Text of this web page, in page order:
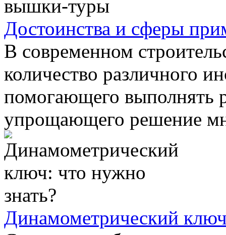
Достоинства и сферы
В современном
количество различного
помогающего выполнять
упрощающего решение
Динамометрический